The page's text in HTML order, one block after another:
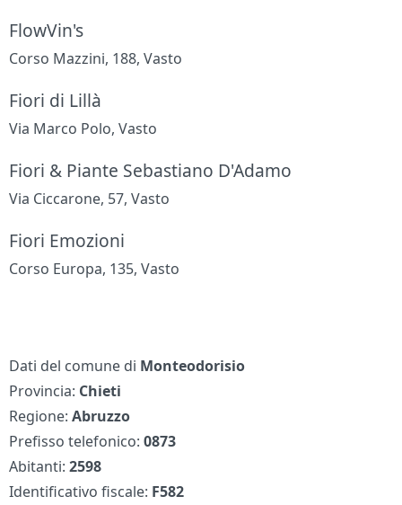
FlowVin's
Corso Mazzini, 188, Vasto
Fiori di Lillà
Via Marco Polo, Vasto
Fiori & Piante Sebastiano D'Adamo
Via Ciccarone, 57, Vasto
Fiori Emozioni
Corso Europa, 135, Vasto
Dati del comune di Monteodorisio
Provincia: Chieti
Regione:Abruzzo
Prefisso telefonico:0873
Abitanti:2598
Identificativo fiscale: F582